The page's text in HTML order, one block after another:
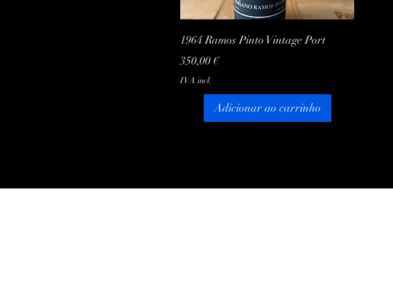
Visualização rápida
1964 Ramos Pinto Vintage Port
Preço
350,00 €
IVA incl.
Adicionar ao carrinho